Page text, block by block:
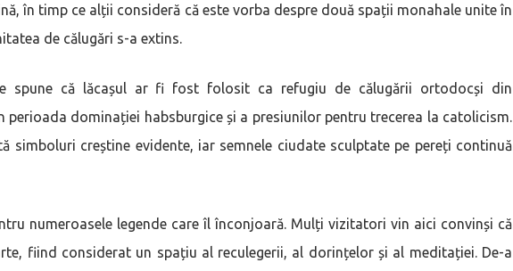
în timp ce alții consideră că este vorba despre două spații monahale unite în
de călugări s-a extins.
spune că lăcașul ar fi fost folosit ca refugiu de călugării ortodocși din
perioada dominației habsburgice și a presiunilor pentru trecerea la catolicism.
simboluri creștine evidente, iar semnele ciudate sculptate pe pereți continuă
numeroasele legende care îl înconjoară. Mulți vizitatori vin aici convinși că
fiind considerat un spațiu al reculegerii, al dorințelor și al meditației. De-a